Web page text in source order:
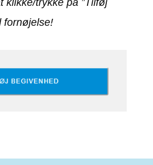
fornøjelse!